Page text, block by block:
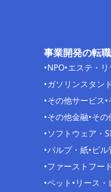
事業開発の転職
NPO エステ・
ガソリンスタン
その他サービス
その他金融 その
ソフトウェア・
パルプ・紙 ビ
ファーストフー
ペット リース